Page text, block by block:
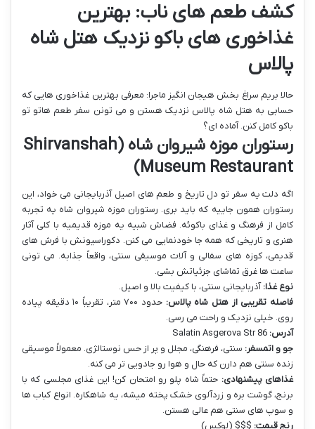
کشف طعم های ناب: بهترین
غذاخوری های باکو نزدیک هتل شاه
پالاس
حالا بریم سراغ بخش هیجان انگیز ماجرا: معرفی بهترین غذاخوری هایی که
حسابی به هتل شاه پالاس نزدیک هستن و می تونن سفر طعم هاتو تو
باکو کامل کنن. آماده ای؟
رستوران موزه شیروان شاه (Shirvanshah
Museum Restaurant)
اگه دلت یه سفر تو دل تاریخ و طعم های اصیل آذربایجانی می خواد، این
رستوران همون جاییه که باید بری. رستوران موزه شیروان شاه یه تجربه
کامل از فرهنگ و غذای باکوئه. فضاش شبیه یه موزه قدیمیه با کلی آثار
هنری و تاریخی که همه جا خودنمایی می کنن. دکوراسیونش با فرش های
قدیمی، کوزه های سفالی و آلات موسیقی سنتی، واقعاً جذابه. می تونی
ساعت ها غرق تماشای جزئیاتش بشی.
نوع غذا:آذربایجانی سنتی، با کیفیت بالا و اصیل.
فاصله تقریبی از هتل شاه پالاس:
حدود ۷۰۰ متر، تقریباً ۱۰ دقیقه پیاده
روی. خیلی نزدیک و راحت می رسی.
آدرس:
جو و اتمسفر: سنتی، فرهنگی، مجلل و پر از حس نوستالژی. معمولاً موسیقی
زنده سنتی هم دارن که حال و هوا رو جادویی تر می کنه.
غذاهای پیشنهادی: حتماً شاه پلو رو امتحان کن! این غذای مجلسی که با
برنج، گوشت بره و زردآلوی خشک پخته میشه، یه شاهکاره. انواع کباب ها
و سوپ های سنتی هم عالی هستن.
رنج قیمت: $$$ (لوکس)